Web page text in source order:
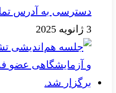
دسترسی به آدرس
3 ژانویه 2025